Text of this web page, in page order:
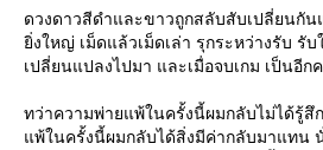
ดวงดาวสีดำและขาวถูกสลับสับเปลี่ยนกั
งใหญ่ เม็ดแล้วเม็ดเล่า รุกระหว่างรับ รั
เปลี่ยนแปลงไปมา และเมื่อจบเกม เป็นอีก
ทว่าความพ่ายแพ้ในครั้งนี้ผมกลับไม่ได้รู้
พ้ในครั้งนี้ผมกลับได้สิ่งมีค่ากลับมาแทน